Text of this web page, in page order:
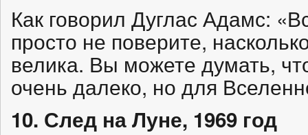
Как говорил Дуглас Адамс:
просто не поверите,
велика. Вы можете думать,
очень далеко, но для
10. След на Луне, 1969 год